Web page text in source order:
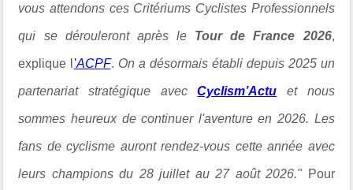
vous attendons ces Critériums Cyclistes Professionnels
qui se dérouleront après le Tour de France 2026,
explique l 'ACPF. On a désormais établi depuis 2025 un
partenariat stratégique avecCyclism’Actu et nous
sommes heureux de continuer l'aventure en 2026. Les
fans de cyclisme auront rendez-vous cette année avec
leurs champions du 28 juillet au 27 août 2026." Pour